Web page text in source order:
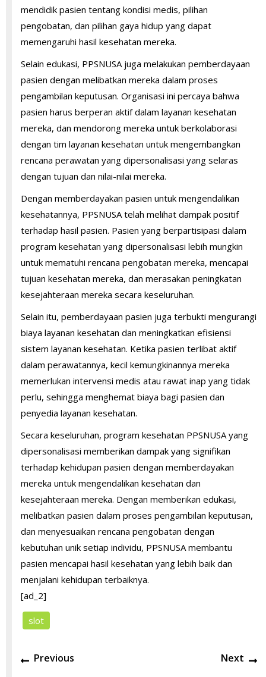
mendidik pasien tentang kondisi medis, pilihan
pengobatan, dan pilihan gaya hidup yang dapat
memengaruhi hasil kesehatan mereka.
Selain edukasi, PPSNUSA juga melakukan pemberdayaan
pasien dengan melibatkan mereka dalam proses
pengambilan keputusan. Organisasi ini percaya bahwa
pasien harus berperan aktif dalam layanan kesehatan
mereka, dan mendorong mereka untuk berkolaborasi
dengan tim layanan kesehatan untuk mengembangkan
rencana perawatan yang dipersonalisasi yang selaras
dengan tujuan dan nilai-nilai mereka.
Dengan memberdayakan pasien untuk mengendalikan
kesehatannya, PPSNUSA telah melihat dampak positif
terhadap hasil pasien. Pasien yang berpartisipasi dalam
program kesehatan yang dipersonalisasi lebih mungkin
untuk mematuhi rencana pengobatan mereka, mencapai
tujuan kesehatan mereka, dan merasakan peningkatan
kesejahteraan mereka secara keseluruhan.
Selain itu, pemberdayaan pasien juga terbukti mengurangi
biaya layanan kesehatan dan meningkatkan efisiensi
sistem layanan kesehatan. Ketika pasien terlibat aktif
dalam perawatannya, kecil kemungkinannya mereka
memerlukan intervensi medis atau rawat inap yang tidak
perlu, sehingga menghemat biaya bagi pasien dan
penyedia layanan kesehatan.
Secara keseluruhan, program kesehatan PPSNUSA yang
dipersonalisasi memberikan dampak yang signifikan
terhadap kehidupan pasien dengan memberdayakan
mereka untuk mengendalikan kesehatan dan
kesejahteraan mereka. Dengan memberikan edukasi,
melibatkan pasien dalam proses pengambilan keputusan,
dan menyesuaikan rencana pengobatan dengan
kebutuhan unik setiap individu, PPSNUSA membantu
pasien mencapai hasil kesehatan yang lebih baik dan
menjalani kehidupan terbaiknya.
[ad_2]
slot
Post
navigation
Previous Next